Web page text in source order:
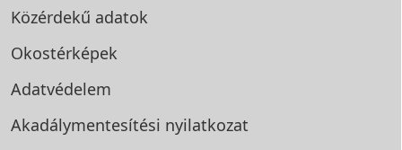
Közérdekű adatok
Okostérképek
Adatvédelem
Akadálymentesítési nyilatkozat